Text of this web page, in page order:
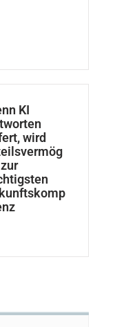
KI
wird